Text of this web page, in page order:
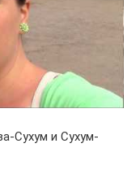
Сухум и Сухум-